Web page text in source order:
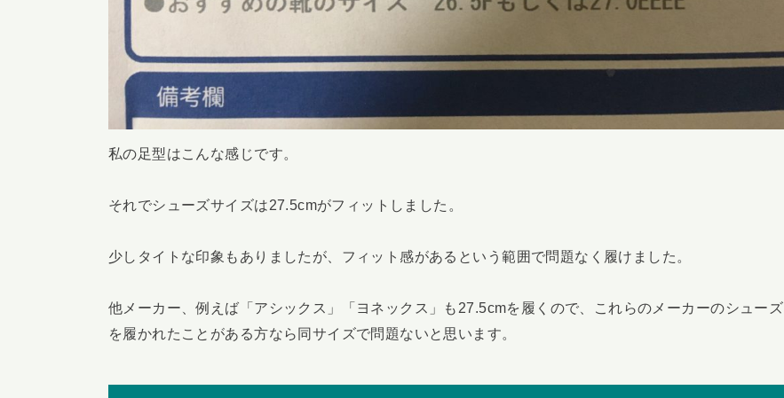
私の足型はこんな感じです。
それでシューズサイズは27.5cmがフィットしました。
少しタイトな印象もありましたが、フィット感があるという範囲で問題なく履けました。
他メーカー、例えば「アシックス」「ヨネックス」も27.5cmを履くので、これらのメーカーのシューズ
を履かれたことがある方なら同サイズで問題ないと思います。